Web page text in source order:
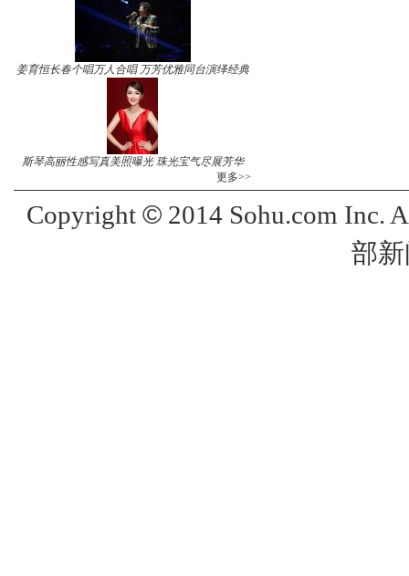
姜育恒长春个唱万人合唱 万芳优雅同台演绎经典
斯琴高丽性感写真美照曝光 珠光宝气尽展芳华
更多>>
Copyright ©2014 Sohu.com Inc.
部